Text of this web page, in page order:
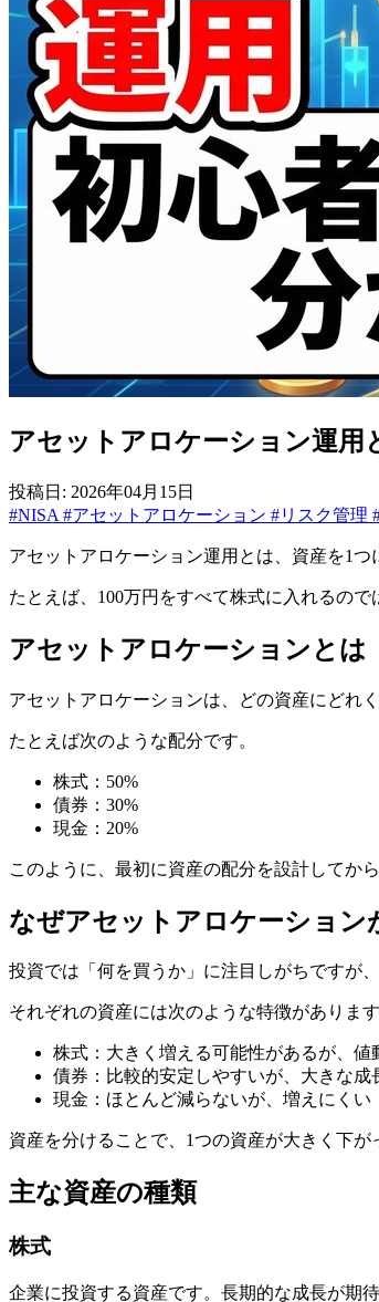
アセットアロケーション運用
投稿日: 2026年04月15日
#NISA #アセットアロケーション #リスク管理
アセットアロケーション運用とは、資産を1
たとえば、100万円をすべて株式に入れるの
アセットアロケーションとは
アセットアロケーションは、どの資産にどれ
たとえば次のような配分です。
株式：50%
債券：30%
現金：20%
このように、最初に資産の配分を設計してか
なぜアセットアロケーション
投資では「何を買うか」に注目しがちですが
それぞれの資産には次のような特徴があります
株式：大きく増える可能性があるが、値
債券：比較的安定しやすいが、大きな成
現金：ほとんど減らないが、増えにくい
資産を分けることで、1つの資産が大きく下
主な資産の種類
株式
企業に投資する資産です。長期的な成長が期